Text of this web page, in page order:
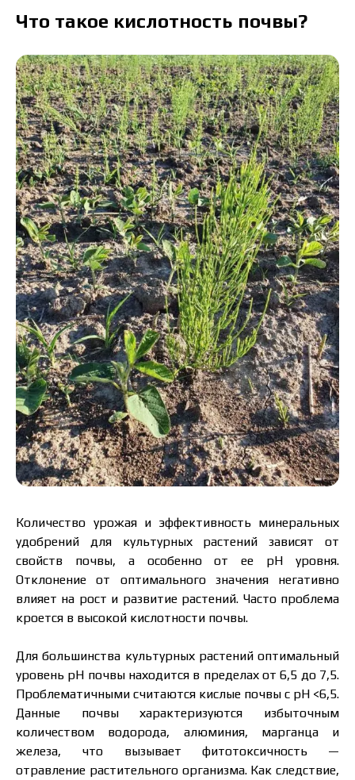
Что такое кислотность почвы?
Количество урожая и эффективность минеральных
удобрений для культурных растений зависят от
свойств почвы, а особенно от ее pH уровня.
Отклонение от оптимального значения негативно
влияет на рост и развитие растений. Часто проблема
кроется в высокой кислотности почвы.
Для большинства культурных растений оптимальный
уровень pH почвы находится в пределах от 6,5 до 7,5.
Проблематичными считаются кислые почвы с pH <6,5.
Данные почвы характеризуются избыточным
количеством водорода, алюминия, марганца и
железа, что вызывает фитотоксичность —
отравление растительного организма. Как следствие,